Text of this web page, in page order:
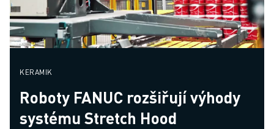
KERAMIK
Roboty FANUC rozšiřují výhody
systému Stretch Hood